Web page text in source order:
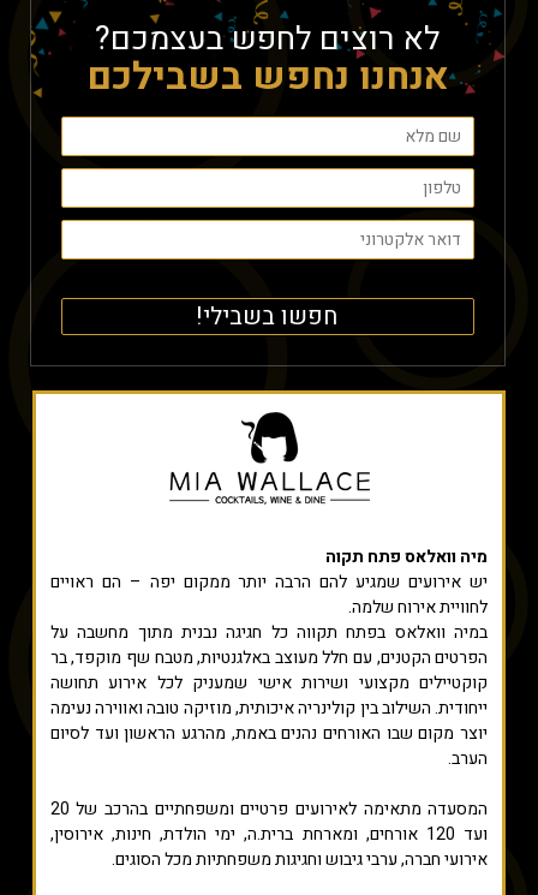
לא רוצים לחפש בעצמכם?
אנחנו נחפש בשבילכם
מיה וואלאס פתח תקוה
יש אירועים שמגיע להם הרבה יותר ממקום יפה – הם ראויים
לחוויית אירוח שלמה.
במיה וואלאס בפתח תקווה כל חגיגה נבנית מתוך מחשבה על
הפרטים הקטנים, עם חלל מעוצב באלגנטיות, מטבח שף מוקפד, בר
קוקטיילים מקצועי ושירות אישי שמעניק לכל אירוע תחושה
ייחודית. השילוב בין קולינריה איכותית, מוזיקה טובה ואווירה נעימה
יוצר מקום שבו האורחים נהנים באמת, מהרגע הראשון ועד לסיום
הערב.
המסעדה מתאימה לאירועים פרטיים ומשפחתיים בהרכב של 20
ועד 120 אורחים, ומארחת ברית.ה, ימי הולדת, חינות, אירוסין,
אירועי חברה, ערבי גיבוש וחגיגות משפחתיות מכל הסוגים.